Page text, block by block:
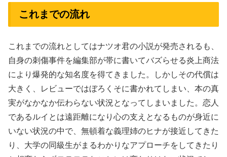
これまでの流れ
これまでの流れとしてはナツオ君の小説が発売されるも、
自身の刺傷事件を編集部が帯に書いてバズらせる炎上商法
により爆発的な知名度を得てきました。しかしその代償は
大きく、レビューではぼろくそに書かれてしまい、本の真
実がなかなか伝わらない状況となってしまいました。恋人
であるルイとは遠距離になり心の支えとなるものが身近に
いない状況の中で、無頓着な義理姉のヒナが接近してきた
り、大学の同級生がまるわかりなアプローチをしてきたり